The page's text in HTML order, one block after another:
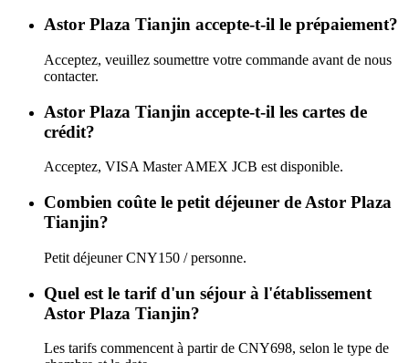
Astor Plaza Tianjin accepte-t-il le prépaiement?
Acceptez, veuillez soumettre votre commande avant de nous
contacter.
Astor Plaza Tianjin accepte-t-il les cartes de
crédit?
Acceptez, VISA Master AMEX JCB est disponible.
Combien coûte le petit déjeuner de Astor Plaza
Tianjin?
Petit déjeuner CNY150 / personne.
Quel est le tarif d'un séjour à l'établissement
Astor Plaza Tianjin?
Les tarifs commencent à partir de CNY698, selon le type de